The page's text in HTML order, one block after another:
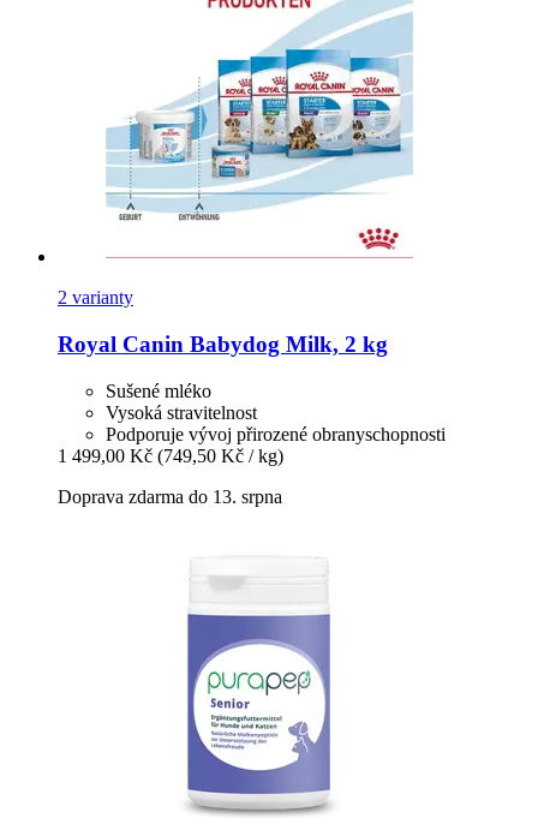
2 varianty
Royal Canin Babydog Milk, 2 kg
Sušené mléko
Vysoká stravitelnost
Podporuje vývoj přirozené obranyschopnosti
1 499,00 Kč (749,50 Kč / kg)
Doprava zdarma do 13. srpna